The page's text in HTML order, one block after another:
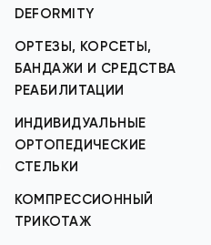
DEFORMITY
ОРТЕЗЫ, КОРСЕТЫ,
БАНДАЖИ И СРЕДСТВА
РЕАБИЛИТАЦИИ
ИНДИВИДУАЛЬНЫЕ
ОРТОПЕДИЧЕСКИЕ
СТЕЛЬКИ
КОМПРЕССИОННЫЙ
ТРИКОТАЖ